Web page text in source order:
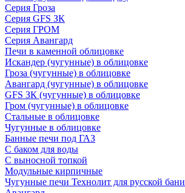
Серия Гроза
Серия GFS ЗК
Серия ГРОМ
Серия Авангард
Печи в каменной облицовке
Искандер (чугунные) в облицовке
Гроза (чугунные) в облицовке
Авангард (чугунные) в облицовке
GFS ЗК (чугунные) в облицовке
Гром (чугунные) в облицовке
Стальные в облицовке
Чугунные в облицовке
Банные печи под ГАЗ
С баком для воды
С выносной топкой
Модульные кирпичные
Чугунные печи Технолит для русской бани